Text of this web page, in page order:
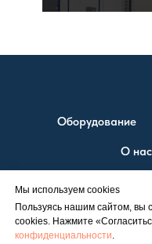
Оборудование
О нас
© ТД “ЭСТ” 2026.
Shuangliang
Мы используем cookies
Пользуясь нашим сайтом, вы
cookies. Нажмите
конфиденциальности